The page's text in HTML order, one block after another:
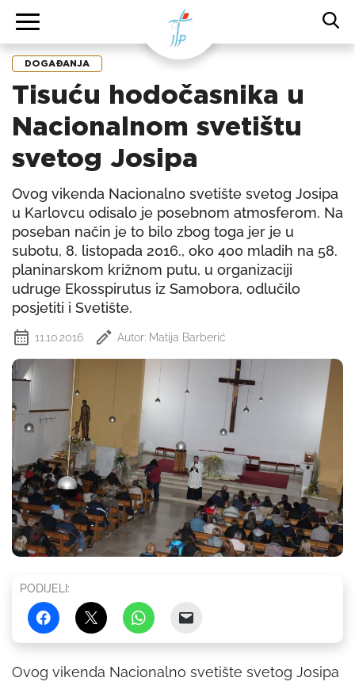
DOGAĐANJA
Tisuću hodočasnika u
Nacionalnom svetištu
svetog Josipa
Ovog vikenda Nacionalno svetište svetog Josipa
u Karlovcu odisalo je posebnom atmosferom. Na
poseban način je to bilo zbog toga jer je u
subotu, 8. listopada 2016., oko 400 mladih na 58.
planinarskom križnom putu, u organizaciji
udruge Ekosspirutus iz Samobora, odlučilo
posjetiti i Svetište.
11.10.2016 Autor: Matija Barberić
PODIJELI:
Ovog vikenda Nacionalno svetište svetog Josipa